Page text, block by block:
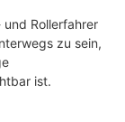
Rollerfahrer
zu sein,
ist.